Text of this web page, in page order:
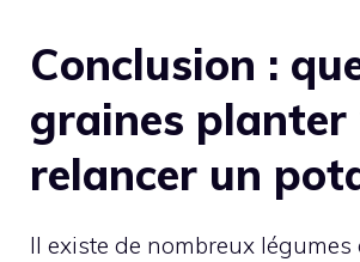
Conclusion :
graines planter
relancer un
Il existe de nombreux